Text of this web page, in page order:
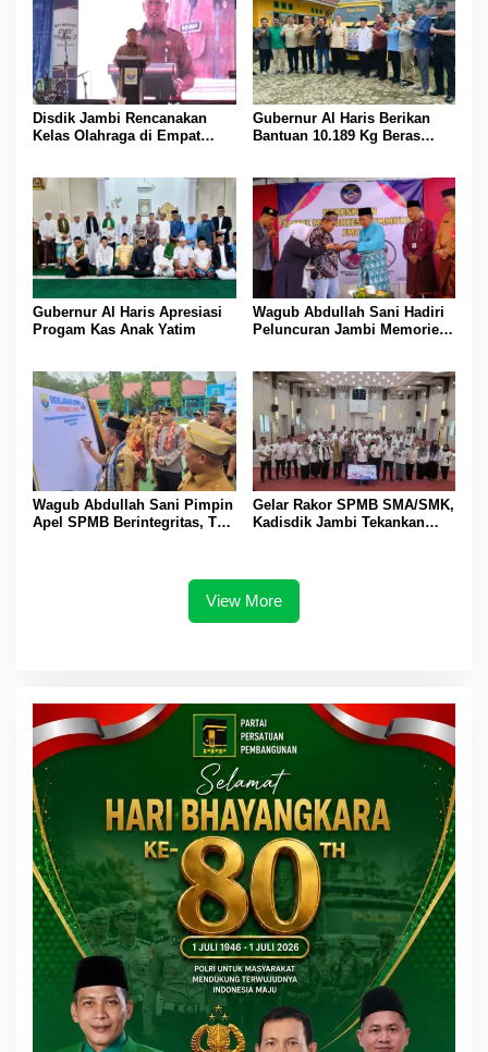
Disdik Jambi Rencanakan
Kelas Olahraga di Empat
Gubernur Al Haris Berikan
Bantuan 10.189 Kg Beras
Gubernur Al Haris Apresiasi
Progam Kas Anak Yatim
Wagub Abdullah Sani Hadiri
Peluncuran Jambi Memories
Wagub Abdullah Sani Pimpin
Apel SPMB Berintegritas, Tak
Gelar Rakor SPMB SMA/SMK,
Kadisdik Jambi Tekankan
View More